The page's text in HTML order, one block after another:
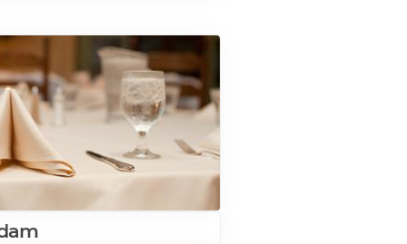
på Västerås Slott 599Kr
på Västerås Slott